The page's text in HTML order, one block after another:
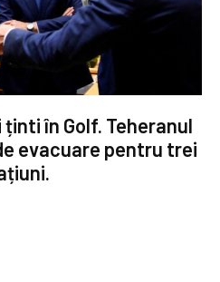
în Golf. Teheranul
evacuare pentru trei